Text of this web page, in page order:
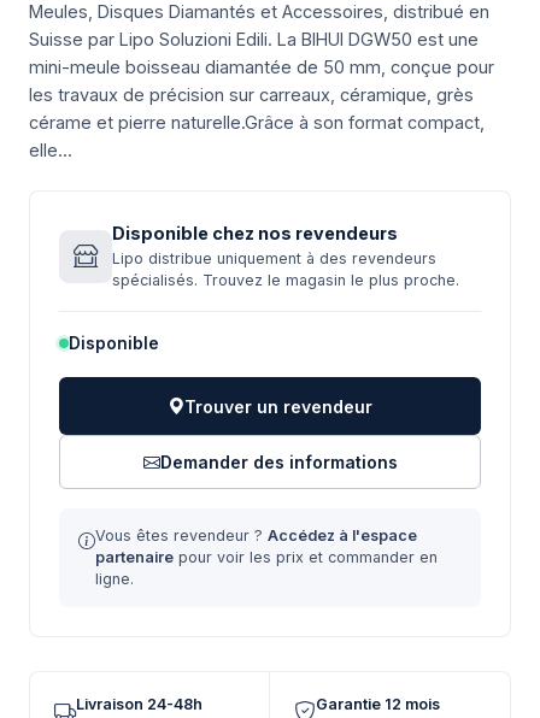
Meules, Disques Diamantés et Accessoires, distribué en
Suisse par Lipo Soluzioni Edili. La BIHUI DGW50 est une
mini-meule boisseau diamantée de 50 mm, conçue pour
les travaux de précision sur carreaux, céramique, grès
cérame et pierre naturelle.Grâce à son format compact,
elle...
Disponible chez nos revendeurs
Lipo distribue uniquement à des revendeurs
spécialisés. Trouvez le magasin le plus proche.
Disponible
Trouver un revendeur
Demander des informations
Vous êtes revendeur ? Accédez à l'espace
partenaire pour voir les prix et commander en
ligne.
Livraison 24-48h Garantie 12 mois